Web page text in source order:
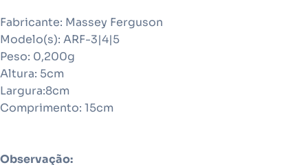
Fabricante: Massey Ferguson
Modelo(s): ARF-3|4|5
Peso: 0,200g
Altura: 5cm
Largura:8cm
Comprimento: 15cm
Observação: